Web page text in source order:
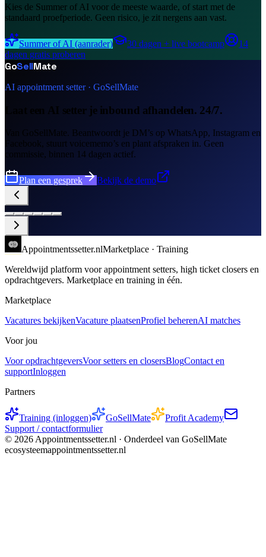
Kies de Summer of AI voor de meeste waarde, of start met de
standaard proefperiode. Geen risico, je zit nergens aan vast.
Summer of AI (aanrader) 30 dagen + live bootcamp
14
dagen gratis proberen
GoSellMate
AI appointment setter · GoSellMate
Laat een AI setter je inbound afhandelen. 24/7.
Van GoSellMate. Beantwoordt je DM’s op WhatsApp, Instagram en
Facebook, stuurt voicememo’s en plant afspraken in. Geen
commissie, binnen 14 dagen actief.
Plan een gesprek Bekijk de demo
Appointmentssetter.nlMarketplace · Training
Wereldwijd platform voor appointment setters, high ticket closers en
opdrachtgevers. Marketplace en training in één.
Marketplace
Vacatures bekijkenVacature plaatsenProfiel beherenAI matches
Voor jou
Voor opdrachtgeversVoor setters en closersBlogContact en
supportInloggen
Partners
Training (inloggen) GoSellMate
Profit Academy
Support / contactformulier
© 2026 Appointmentssetter.nl · Onderdeel van GoSellMate
ecosysteemappointmentssetter.nl